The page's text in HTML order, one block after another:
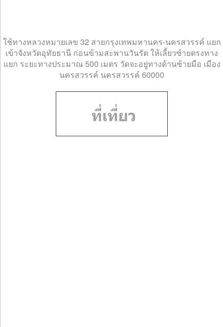
ใช้ทางหลวงหมายเลข 32 สายกรุงเทพมหานคร-นครสวรรค์ แยก
เข้าจังหวัดอุทัยธานี ก่อนข้ามสะพานวันรัต ให้เลี้ยวซ้ายตรงทาง
แยก ระยะทางประมาณ 500 เมตร วัดจะอยู่ทางด้านซ้ายมือ เมือง
นครสวรรค์ นครสวรรค์ 60000